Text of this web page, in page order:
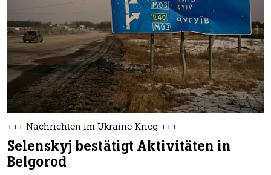
+++ Nachrichten im Ukraine-Krieg +++
Selenskyj bestätigt Aktivitäten in
Belgorod